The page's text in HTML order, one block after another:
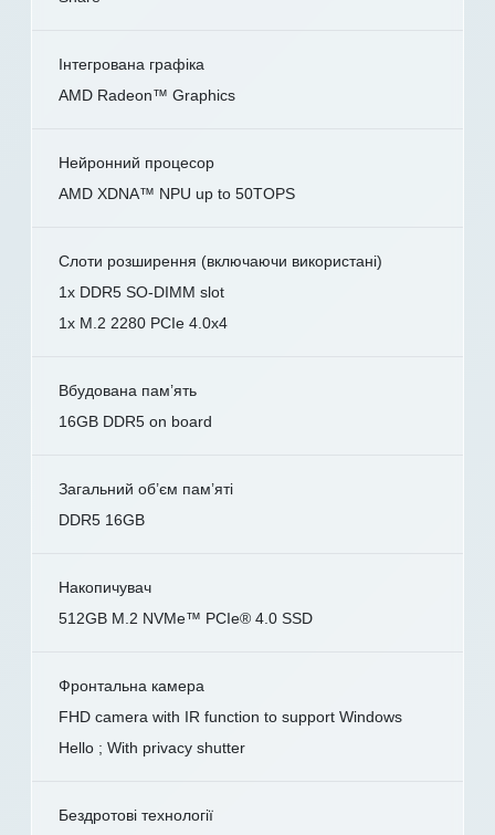
Інтегрована графіка
AMD Radeon™ Graphics
Нейронний процесор
AMD XDNA™ NPU up to 50TOPS
Слоти розширення (включаючи використані)
1x DDR5 SO-DIMM slot
1x M.2 2280 PCIe 4.0x4
Вбудована пам’ять
16GB DDR5 on board
Загальний об’єм пам’яті
DDR5 16GB
Накопичувач
512GB M.2 NVMe™ PCIe® 4.0 SSD
Фронтальна камера
FHD camera with IR function to support Windows
Hello ; With privacy shutter
Бездротові технології